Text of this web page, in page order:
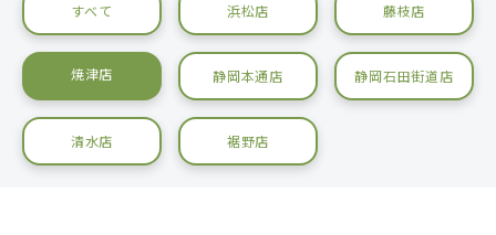
すべて 浜松店 藤枝店
焼津店 静岡本通店 静岡石田街道店
清水店 裾野店